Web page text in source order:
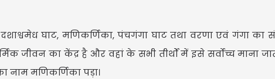
घाट, मणिकर्णिका, पंचगंगा घाट तथा वरणा एवं गंगा का
जीवन का केंद्र है और वहां के सभी तीर्थों में इसे सर्वोच्च माना
नाम मणिकर्णिका पड़ा।